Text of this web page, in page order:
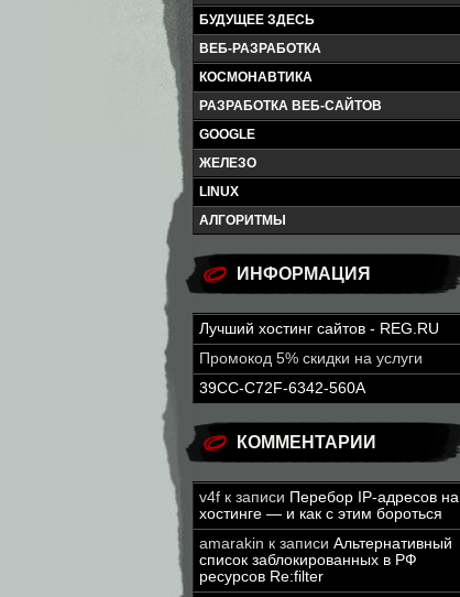
БУДУЩЕЕ ЗДЕСЬ
ВЕБ-РАЗРАБОТКА
КОСМОНАВТИКА
РАЗРАБОТКА ВЕБ-САЙТОВ
GOOGLE
ЖЕЛЕЗО
LINUX
АЛГОРИТМЫ
ИНФОРМАЦИЯ
Лучший хостинг сайтов - REG.RU
Промокод 5% скидки на услуги
39CC-C72F-6342-560A
КОММЕНТАРИИ
v4f к записи Перебор IP-адресов на
хостинге — и как с этим бороться
amarakin к записи Альтернативный
список заблокированных в РФ
ресурсов Re:filter